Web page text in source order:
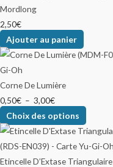
Mordlong
2,50€
Ajouter au panier
Corne De Lumière
0,50€ – 3,00€
Choix des options
Etincelle D’Extase Triangulaire